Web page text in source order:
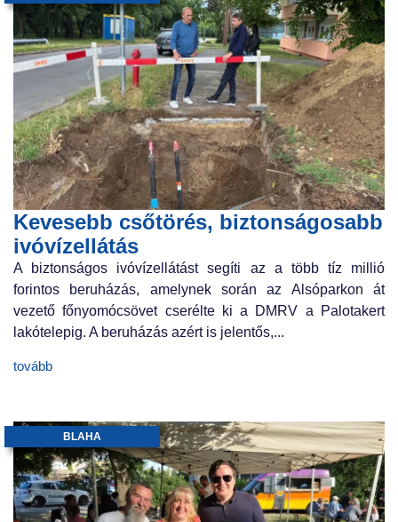
Kevesebb csőtörés, biztonságosabb
ivóvízellátás
A biztonságos ivóvízellátást segíti az a több tíz millió
forintos beruházás, amelynek során az Alsóparkon át
vezető főnyomócsövet cserélte ki a DMRV a Palotakert
lakótelepig. A beruházás azért is jelentős,...
tovább
BLAHA